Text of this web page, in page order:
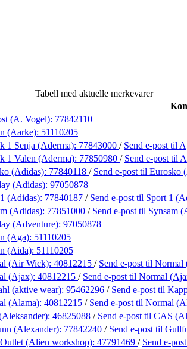
Tabell med aktuelle merkevarer
(A. Vogel): 77842110
(Aarke): 51110205
1 Senja (Aderma): 77843000 / Send e-post til
1 Valen (Aderma): 77850980 / Send e-post til
(Adidas): 77840118 / Send e-post til Eurosko
(Adidas): 97050878
(Adidas): 77840187 / Send e-post til Sport 1
(Adidas): 77851000 / Send e-post til Synsam
(Adventure): 97050878
(Aga): 51110205
(Aida): 51110205
(Air Wick): 40812215 / Send e-post til Normal
(Ajax): 40812215 / Send e-post til Normal
(aktive wear): 95462296 / Send e-post til
(Alama): 40812215 / Send e-post til Normal
46825088 / Send e-post til CAS
(Alexander): 77842240 / Send e-post til
(Alien workshop): 47791469 / Send e-post